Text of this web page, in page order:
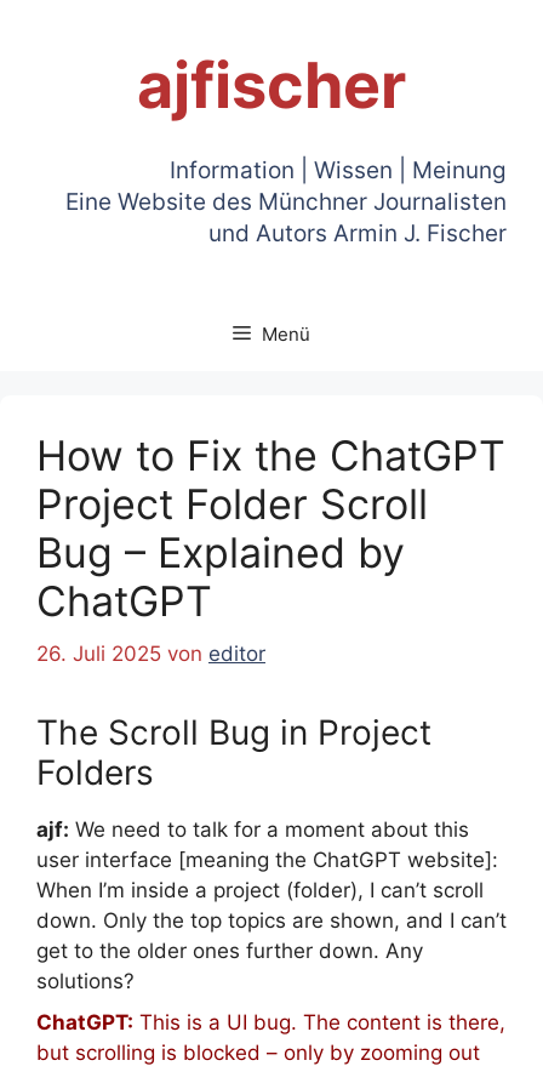
ajfischer
Information | Wissen | Meinung
Eine Website des Münchner Journalisten
und Autors Armin J. Fischer
Menü
How to Fix the ChatGPT
Project Folder Scroll
Bug – Explained by
ChatGPT
26. Juli 2025 von editor
The Scroll Bug in Project
Folders
ajf: We need to talk for a moment about this
user interface [meaning the ChatGPT website]:
When I’m inside a project (folder), I can’t scroll
down. Only the top topics are shown, and I can’t
get to the older ones further down. Any
solutions?
ChatGPT: This is a UI bug. The content is there,
but scrolling is blocked – only by zooming out